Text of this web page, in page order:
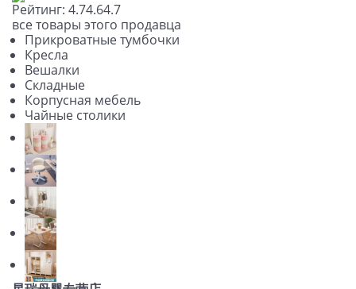
Рейтинг: 4.74.64.7
все товары этого продавца
Прикроватные тумбочки
Кресла
Вешалки
Складные
Корпусная мебель
Чайные столики